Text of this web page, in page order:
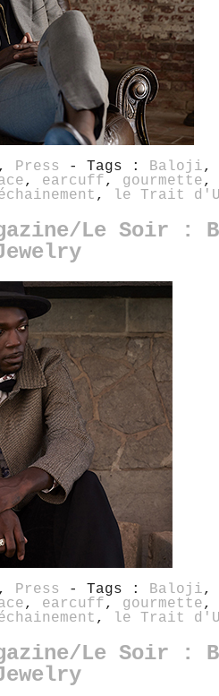
, Press - Tags : Baloji
, earcuff, gourmette
, le Trait
Le Soir :
Jewelry
, Press - Tags : Baloji
, earcuff, gourmette
, le Trait
Le Soir :
Jewelry